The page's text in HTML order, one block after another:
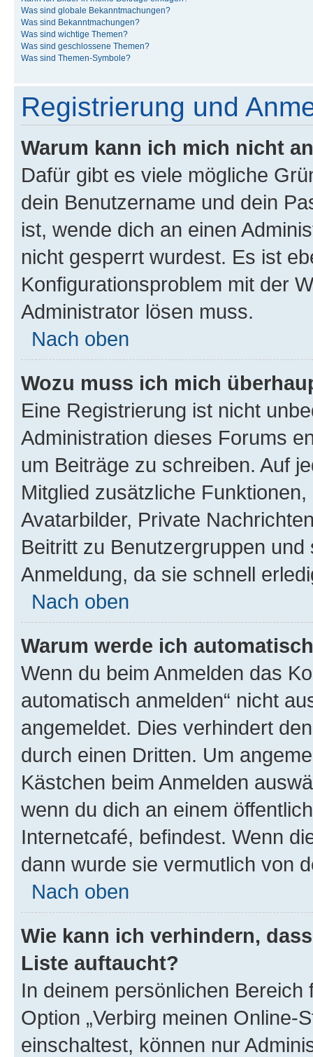
Was sind globale Bekanntmachungen?
Was sind Bekanntmachungen?
Was sind wichtige Themen?
Was sind geschlossene Themen?
Was sind Themen-Symbole?
Registrierung und
Warum kann ich mich nicht
Dafür gibt es viele mögliche
dein Benutzername und dein
ist, wende dich an einen
nicht gesperrt wurdest. Es ist
Konfigurationsproblem mit der
Administrator lösen muss.
Nach oben
Wozu muss ich mich
Eine Registrierung ist nicht
Administration dieses Forums
um Beiträge zu schreiben. Auf
Mitglied zusätzliche
Avatarbilder, Private
Beitritt zu Benutzergruppen
Anmeldung, da sie schnell
Nach oben
Warum werde ich
Wenn du beim Anmelden das
automatisch anmelden“ nicht
angemeldet. Dies verhindert
durch einen Dritten. Um
Kästchen beim Anmelden
wenn du dich an einem
Internetcafé, befindest. Wenn
dann wurde sie vermutlich von
Nach oben
Wie kann ich verhindern,
Liste auftaucht?
In deinem persönlichen
Option „Verbirg meinen Online-
einschaltest, können nur